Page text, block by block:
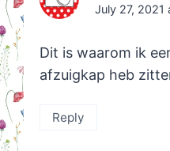
July 27, 2021
Dit is waarom ik
afzuigkap heb
Reply